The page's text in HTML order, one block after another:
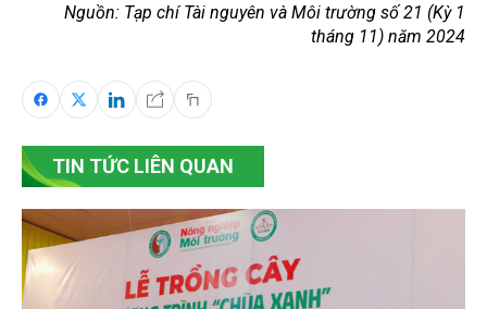
Nguồn: Tạp chí Tài nguyên và Môi trường số 21 (Kỳ 1
tháng 11) năm 2024
TIN TỨC LIÊN QUAN